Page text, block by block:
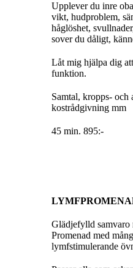
Upplever du inre
vikt, hudproblem,
håglöshet,
sover du dåligt,
Låt mig hjälpa dig
funktion.
Samtal, kropps- och
kostrådgivning mm
45 min. 895:-
Glädjefylld
Promenad med
lymfstimulerande